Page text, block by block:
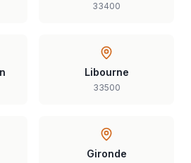
33400
Libourne
33500
Gironde